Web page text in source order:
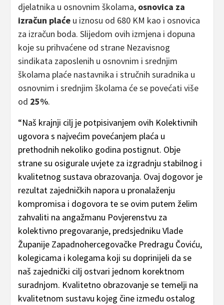
djelatnika u osnovnim školama, osnovica za
izračun plaće u iznosu od 680 KM kao i osnovica
za izračun boda. Slijedom ovih izmjena i dopuna
koje su prihvaćene od strane Nezavisnog
sindikata zaposlenih u osnovnim i srednjim
školama plaće nastavnika i stručnih suradnika u
osnovnim i srednjim školama će se povećati više
od 25%.
“Naš krajnji cilj je potpisivanjem ovih Kolektivnih
ugovora s najvećim povećanjem plaća u
prethodnih nekoliko godina postignut. Obje
strane su osigurale uvjete za izgradnju stabilnog i
kvalitetnog sustava obrazovanja. Ovaj dogovor je
rezultat zajedničkih napora u pronalaženju
kompromisa i dogovora te se ovim putem želim
zahvaliti na angažmanu Povjerenstvu za
kolektivno pregovaranje, predsjedniku Vlade
Županije Zapadnohercegovačke Predragu Čoviću,
kolegicama i kolegama koji su doprinijeli da se
naš zajednički cilj ostvari jednom korektnom
suradnjom. Kvalitetno obrazovanje se temelji na
kvalitetnom sustavu kojeg čine između ostalog